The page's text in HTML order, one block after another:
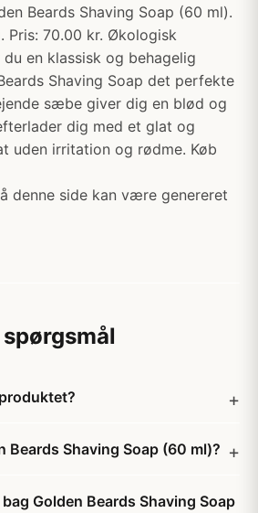
Beards Shaving Soap (60 ml).
Pris: 70.00 kr. Økologisk
en klassisk og behagelig
Shaving Soap det perfekte
sæbe giver dig en blød og
dig med et glat og
uden irritation og rødme. Køb
denne side kan være genereret
Beards Shaving Soap (60 ml)?
Golden Beards Shaving Soap